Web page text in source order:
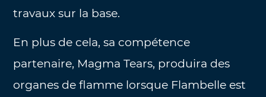
travaux sur la base.
En plus de cela, sa compétence
partenaire, Magma Tears, produira des
organes de flamme lorsque Flambelle est